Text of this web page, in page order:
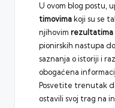
U ovom blog postu,
timovimakoji su se
njihovim rezultatima
pionirskih nastupa
saznanja o istoriji i
obogaćena
Posvetite trenutak
ostavili svoj trag na